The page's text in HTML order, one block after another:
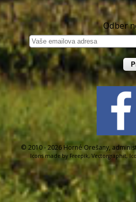
Odber
© 2010 - 2026 Horné Orešany,
Icons made by Freepik, Vectorgraphit,